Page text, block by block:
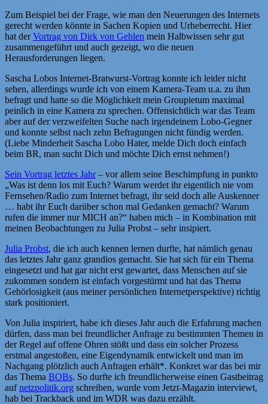
Zum Beispiel bei der Frage, wie man den Neuerungen des Internets
gerecht werden könnte in Sachen Kopien und Urheberrecht. Hier
hat derVortrag von Dirk von Gehlen mein Halbwissen sehr gut
zusammengeführt und auch gezeigt, wo die neuen
Herausforderungen liegen.
Sascha Lobos Internet-Bratwurst-Vortrag konnte ich leider nicht
sehen, allerdings wurde ich von einem Kamera-Team u.a. zu ihm
befragt und hatte so die Möglichkeit mein Groupietum maximal
peinlich in eine Kamera zu sprechen. Offensichtlich war das Team
aber auf der verzweifelten Suche nach irgendeinem Lobo-Gegner
und konnte selbst nach zehn Befragungen nicht fündig werden.
(Liebe Minderheit Sascha Lobo Hater, melde Dich doch einfach
beim BR, man sucht Dich und möchte Dich ernst nehmen!)
Sein Vortrag letztes Jahr– vor allem seine Beschimpfung in punkto
„Was ist denn los mit Euch? Warum werdet ihr eigentlich nie vom
Fernsehen/Radio zum Internet befragt, ihr seid doch alle Auskenner
… habt ihr Euch darüber schon mal Gedanken gemacht? Warum
rufen die immer nur MICH an?“ haben mich – in Kombination mit
meinen Beobachtungen zu Julia Probst – sehr insipiert.
Julia Probst, die ich auch kennen lernen durfte, hat nämlich genau
das letztes Jahr ganz grandios gemacht. Sie hat sich für ein Thema
eingesetzt und hat gar nicht erst gewartet, dass Menschen auf sie
zukommen sondern ist einfach vorgestürmt und hat das Thema
Gehörlosigkeit (aus meiner persönlichen Internetperspektive) richtig
stark positioniert.
Von Julia inspiriert, habe ich dieses Jahr auch die Erfahrung machen
dürfen, dass man bei freundlicher Anfrage zu bestimmten Themen in
der Regel auf offene Ohren stößt und dass ein solcher Prozess
erstmal angestoßen, eine Eigendynamik entwickelt und man im
Nachgang plötzlich auch Anfragen erhält*. Konkret war das bei mir
das Thema BOBs. So durfte ich freundlicherweise einen Gastbeitrag
aufnetzpolitik.org schreiben, wurde vom Jetzt-Magazin interviewt,
hab bei Trackback und im WDR was dazu erzählt.